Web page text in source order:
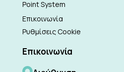
Point System
Επικοινωνία
Ρυθμίσεις Cookie
Επικοινωνία